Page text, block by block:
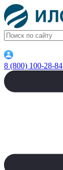
8 (800) 100-28-84